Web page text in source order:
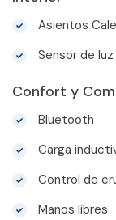
Asientos
Sensor de luz
Confort y
Bluetooth
Carga
Control de
Manos libres